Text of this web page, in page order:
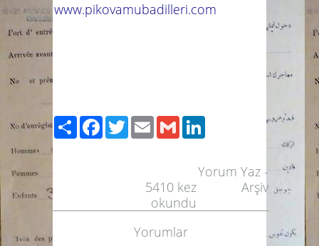
www.pikovamubadilleri.com
PaylaşFacebook
TwitterEmailGmail
Yorum Yaz -
Arşiv
5410 kez
okundu
Yorumlar